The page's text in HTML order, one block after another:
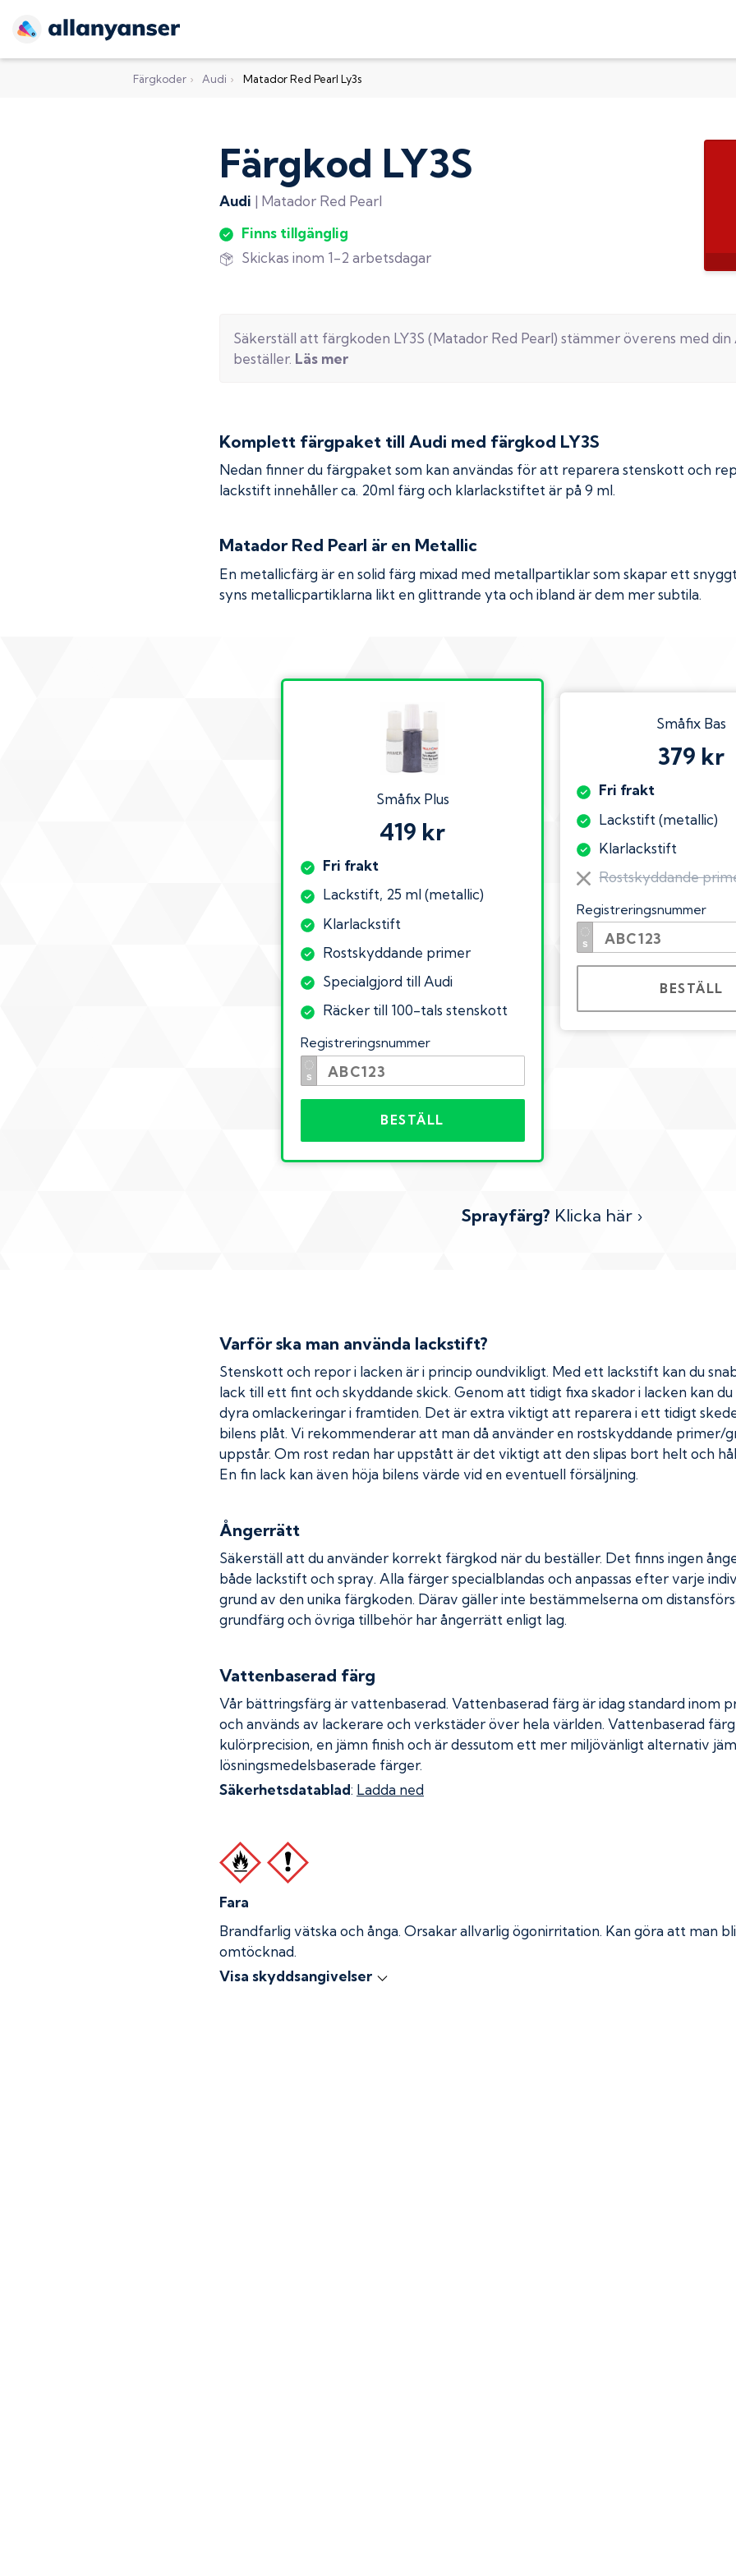
Färgkoder › Audi › Matador Red Pearl Ly3s
Färgkod LY3S
Audi | Matador Red Pearl
Finns tillgänglig
Skickas inom 1-2 arbetsdagar
Säkerställ att färgkoden LY3S (Matador Red Pearl) stämmer överens med din
beställer. Läs mer
Komplett färgpaket till Audi med färgkod LY3S
Nedan finner du färgpaket som kan användas för att reparera stenskott och
lackstift innehåller ca. 20ml färg och klarlackstiftet är på 9 ml.
Matador Red Pearl är en Metallic
En metallicfärg är en solid färg mixad med metallpartiklar som skapar ett
syns metallicpartiklarna likt en glittrande yta och ibland är dem mer subtila.
Småfix Plus
419 kr
Fri frakt
Lackstift, 25 ml (metallic)
Klarlackstift
Rostskyddande primer
Specialgjord till Audi
Räcker till 100-tals stenskott
Registreringsnummer
BESTÄLL
Småfix Bas
379 kr
Fri frakt
Lackstift (metallic)
Klarlackstift
Rostskyddande
Registreringsnummer
BESTÄLL
Sprayfärg? Klicka här ›
Varför ska man använda lackstift?
Stenskott och repor i lacken är i princip oundvikligt. Med ett lackstift kan du
lack till ett fint och skyddande skick. Genom att tidigt fixa skador i lacken kan
dyra omlackeringar i framtiden. Det är extra viktigt att reparera i ett tidigt
bilens plåt. Vi rekommenderar att man då använder en rostskyddande primer/
uppstår. Om rost redan har uppstått är det viktigt att den slipas bort helt och
En fin lack kan även höja bilens värde vid en eventuell försäljning.
Ångerrätt
Säkerställ att du använder korrekt färgkod när du beställer. Det finns ingen
både lackstift och spray. Alla färger specialblandas och anpassas efter varje
grund av den unika färgkoden. Därav gäller inte bestämmelserna om
grundfärg och övriga tillbehör har ångerrätt enligt lag.
Vattenbaserad färg
Vår bättringsfärg är vattenbaserad. Vattenbaserad färg är idag standard inom
och används av lackerare och verkstäder över hela världen. Vattenbaserad
kulörprecision, en jämn finish och är dessutom ett mer miljövänligt alternativ
lösningsmedelsbaserade färger.
Säkerhetsdatablad: Ladda ned
Fara
Brandfarlig vätska och ånga. Orsakar allvarlig ögonirritation. Kan göra att man
omtöcknad.
Visa skyddsangivelser